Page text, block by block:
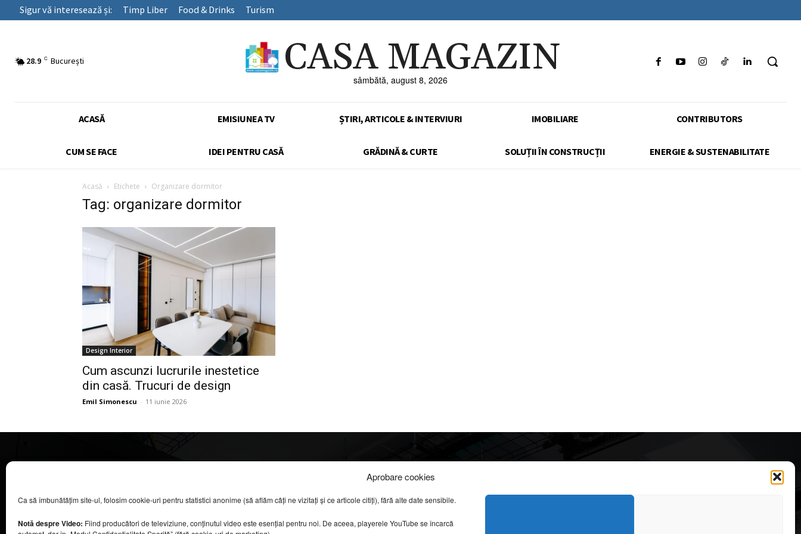
Aprobare cookies
Ca să îmbunătățim site-ul, folosim cookie-uri pentru statistici anonime (să aflăm câți ne vizitați și ce articole citiți), fără alte date sensibile.
Notă despre Video: Fiind producători de televiziune, conținutul video este esențial pentru noi. De aceea, playerele YouTube se încarcă
Sigur vă interesează și: Timp Liber Food & Drinks Turism
28.9 C București CASA MAGAZIN
sâmbătă, august 8, 2026
ACASĂ EMISIUNEA TV ȘTIRI, ARTICOLE & INTERVIURI IMOBILIARE CONTRIBUTORS
CUM SE FACE IDEI PENTRU CASĂ GRĂDINĂ & CURTE SOLUȚII ÎN CONSTRUCȚII ENERGIE & SUSTENABILITATE
Acasă Etichete Organizare dormitor
Tag: organizare dormitor
Design Interior
Cum ascunzi lucrurile inestetice
din casă. Trucuri de design
Emil Simonescu - 11 iunie 2026
COOL MEDIA BROADCASTING & EVENTS SRL.
Toate drepturile rezervate.
Contacte în secțiunea „Despre noi”.
Info
DESPRE NOI
CONFIDENȚIALITATE & COOKIES
apreciate
Cele mai impresionante cabane